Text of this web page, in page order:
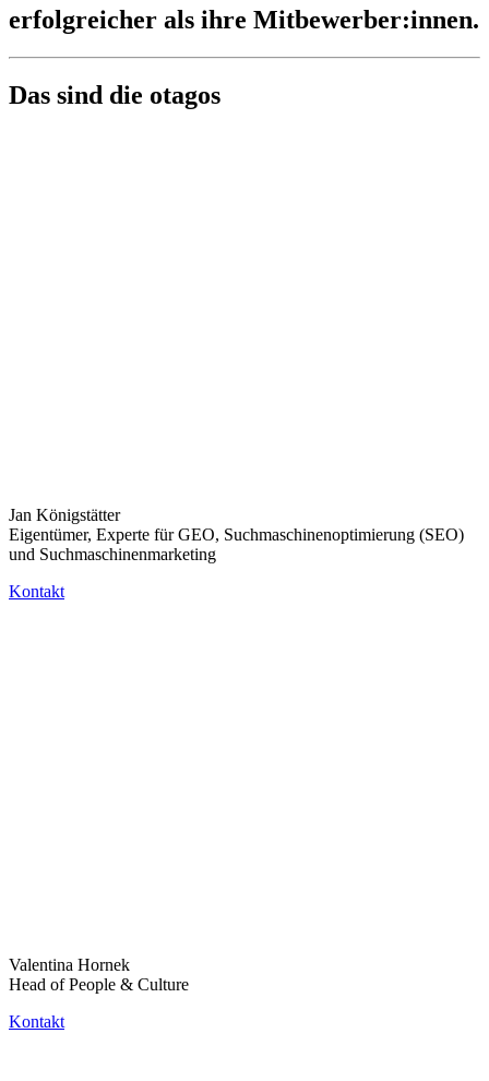
erfolgreicher als ihre Mitbewerber:innen.
Das sind die otagos
Jan Königstätter
Eigentümer, Experte für GEO, Suchmaschinenoptimierung (SEO)
und Suchmaschinenmarketing
Kontakt
Valentina Hornek
Head of People & Culture
Kontakt